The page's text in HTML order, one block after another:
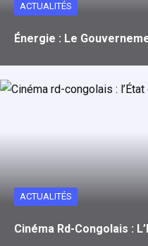
ACTUALITÉS
Énergie : Le
ACTUALITÉS
Cinéma Rd-Congolais :